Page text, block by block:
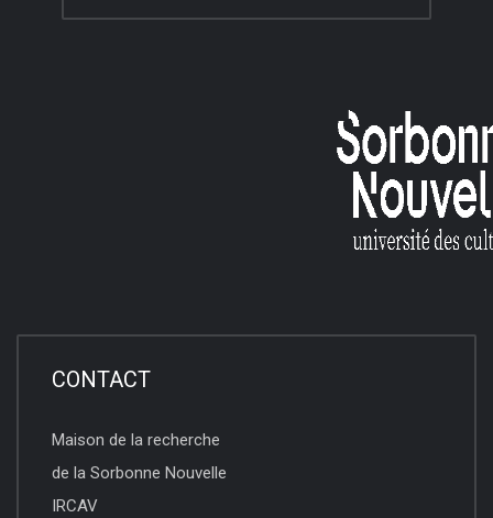
CONTACT
Maison de la recherche
de la Sorbonne Nouvelle
IRCAV